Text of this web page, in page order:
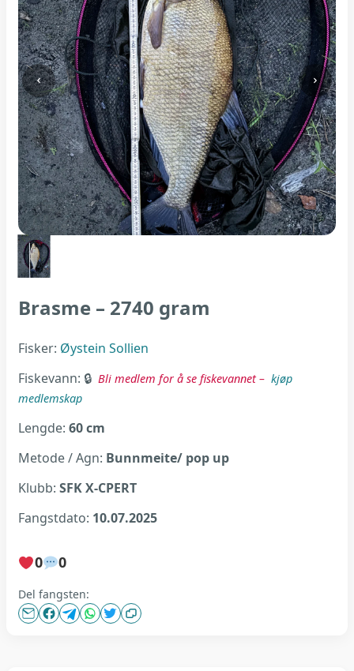
Brasme – 2740 gram
Fisker: Øystein Sollien
Fiskevann:
Bli medlem for å se fiskevannet – kjøp
medlemskap
Lengde: 60 cm
Metode / Agn: Bunnmeite/ pop up
Klubb: SFK X-CPERT
Fangstdato: 10.07.2025
0 0
Del fangsten: